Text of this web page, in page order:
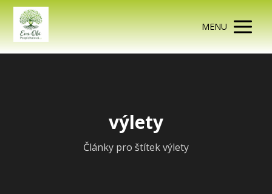
MENU
výlety
Články pro štítek výlety